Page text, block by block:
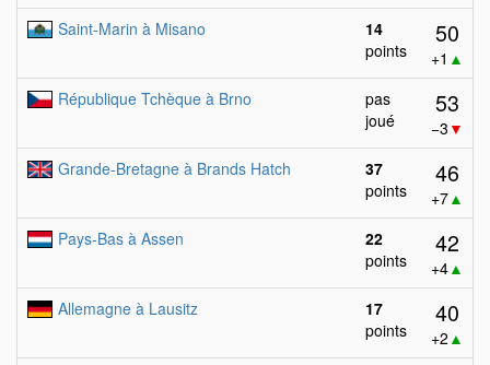
Saint-Marin à Misano
14
points
50
+1 ▲
République Tchèque à Brno
pas
joué
53
−3 ▼
Grande-Bretagne à Brands Hatch
37
points
46
+7▲
Pays-Bas à Assen
22
points
42
+4▲
Allemagne à Lausitz
17
points
40
+2 ▲